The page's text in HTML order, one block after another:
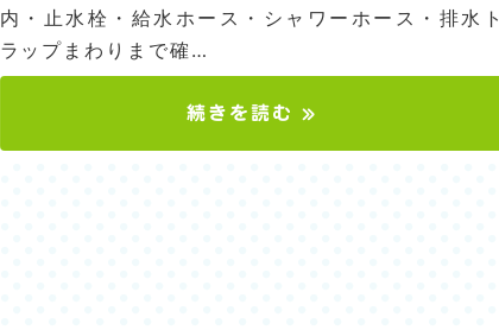
内・止水栓・給水ホース・シャワーホース・排水ト
ラップまわりまで確…
続きを読む »